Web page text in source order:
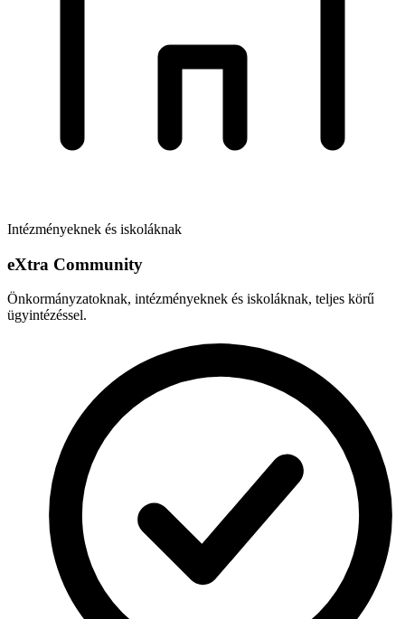
Intézményeknek és iskoláknak
eXtra Community
Önkormányzatoknak, intézményeknek és iskoláknak, teljes körű
ügyintézéssel.